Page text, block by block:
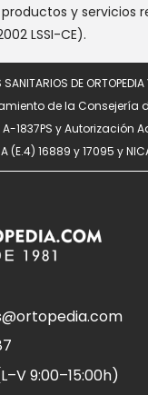
y servicios
LSSI-CE).
SANITARIOS DE
de la Consejería
1837PS y Autorización
16889 y 17095 y
9:00–15:00h)